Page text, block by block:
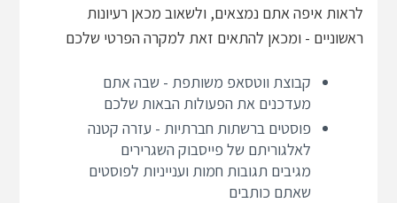
לראות איפה אתם נמצאים, ולשאוב מכאן רעיונות
ראשוניים - ומכאן להתאים זאת למקרה הפרטי שלכם
קבוצת ווטסאפ משותפת - שבה אתם
מעדכנים את הפעולות הבאות שלכם
פוסטים ברשתות חברתיות - עזרה קטנה
לאלגוריתם של פייסבוק השגרירים
מגיבים תגובות חמות וענייניות לפוסטים
שאתם כותבים